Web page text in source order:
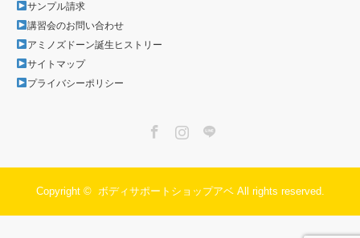
サンプル請求
講習会のお問い合わせ
アミノズドーン誕生ヒストリー
サイトマップ
プライバシーポリシー
Copyright © ボディサポートショップアベAll rights reserved.